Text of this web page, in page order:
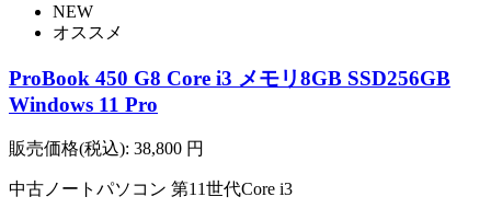
NEW
オススメ
ProBook 450 G8 Core i3 メモリ8GB SSD256GB
Windows 11 Pro
販売価格(税込): 38,800 円
中古ノートパソコン 第11世代Core i3